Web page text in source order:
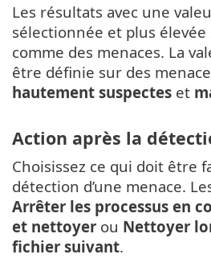
Les résultats avec une
sélectionnée et plus
comme des menaces. La
être définie sur des
hautement suspectes et
Action après la
Choisissez ce qui doit être
détection d’une menace.
Arrêter les processus en
et nettoyer ou Nettoyer
fichier suivant.